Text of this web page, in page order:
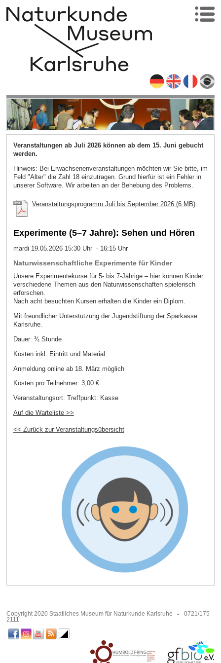
Veranstaltungen ab Juli 2026 können ab dem 15. Juni gebucht
werden.
Hinweis: Bei Erwachsenenveranstaltungen möchten wir Sie bitte, im
Feld "Alter" die Zahl 18 einzutragen. Grund hierfür ist ein Fehler in
unserer Software. Wir arbeiten an der Behebung des Problems.
Veranstaltungsprogramm Juli bis September 2026 (6 MB)
Experimente (5–7 Jahre): Sehen und Hören
mardi 19.05.2026 15:30 Uhr - 16:15 Uhr
Naturwissenschaftliche Experimente für Kinder
Unsere Experimentekurse für 5- bis 7-Jährige – hier können Kinder
verschiedene Themen aus den Naturwissenschaften spielerisch
erforschen.
Nach acht besuchten Kursen erhalten die Kinder ein Diplom.
Mit freundlicher Unterstützung der Jugendstiftung der Sparkasse
Karlsruhe.
Dauer: ¾ Stunde
Kosten inkl. Eintritt und Material
Anmeldung online ab 18. März möglich
Kosten pro Teilnehmer: 3,00 €
Veranstaltungsort: Treffpunkt: Kasse
Auf die Warteliste >>
<< Zurück zur Veranstaltungsübersicht
Copyright 2020 Staatliches Museum für Naturkunde Karlsruhe
0721/175
2111